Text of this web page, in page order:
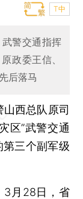
T中
警交通指挥
政委王信、
后落马
山西总队原司
区”武警交通
三个副军级
月28日，省